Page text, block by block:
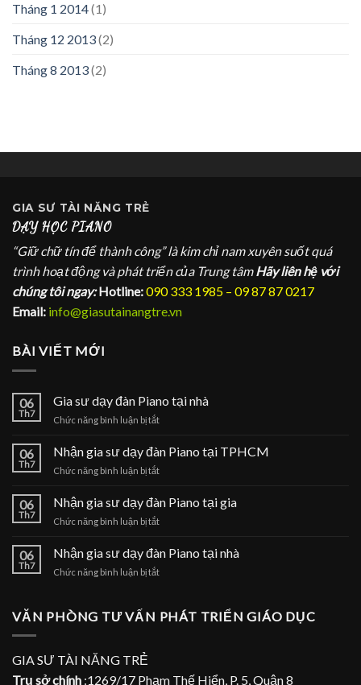
Tháng 1 2014(1)
Tháng 12 2013(2)
Tháng 8 2013(2)
GIA SƯ TÀI NĂNG TRẺ
DẠY HỌC PIANO
“Giữ chữ tín để thành công” là kim chỉ nam xuyên suốt quá
trình hoạt động và phát triển của Trung tâm Hãy liên hệ với
chúng tôi ngay: Hotline:090 333 1985 – 09 87 87 0217
Email: info@giasutainangtre.vn
BÀI VIẾT MỚI
06
Th7
Gia sư dạy đàn Piano tại nhà
Chức năng bình luận bị tắtở
dạy
đàn
tại
06
Th7
Nhận gia sư dạy đàn Piano tại TPHCM
Chức năng bình luận bị tắtở
gia
sư
dạy
Piano
TPHCM
06
Th7
Nhận gia sư dạy đàn Piano tại gia
Chức năng bình luận bị tắtở
gia
sư
dạy
tại
06
Th7
Nhận gia sư dạy đàn Piano tại nhà
Chức năng bình luận bị tắtở
sư
nhà
VĂN PHÒNG TƯ VẤN PHÁT TRIỂN GIÁO DỤC
GIA SƯ TÀI NĂNG TRẺ
Trụ sở chính :1269/17 Phạm Thế Hiển, P. 5, Quận 8